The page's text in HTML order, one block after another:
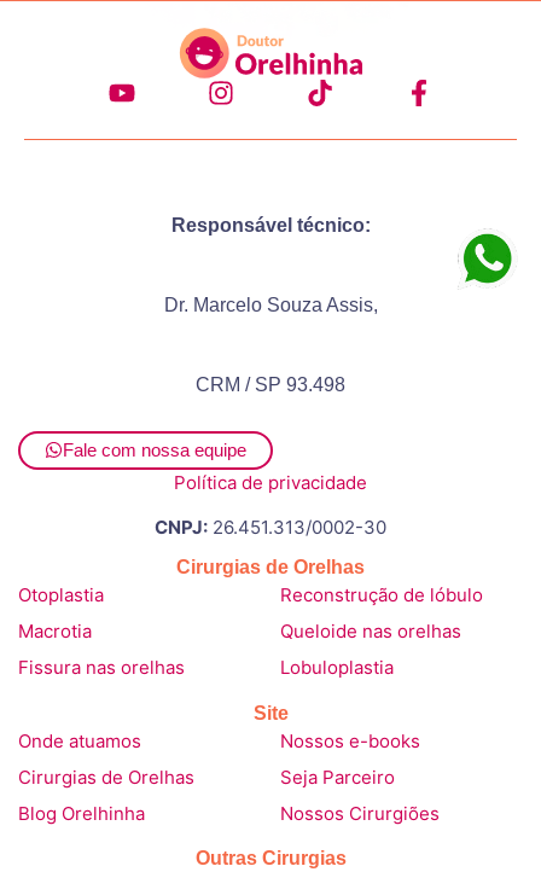
Responsável técnico:
Dr. Marcelo Souza Assis,
CRM / SP 93.498
Fale com nossa equipe
Política de privacidade
CNPJ: 26.451.313/0002-30
Cirurgias de Orelhas
Otoplastia
Macrotia
Fissura nas orelhas
Reconstrução de lóbulo
Queloide nas orelhas
Lobuloplastia
Site
Onde atuamos
Cirurgias de Orelhas
Blog Orelhinha
Nossos e-books
Seja Parceiro
Nossos Cirurgiões
Outras Cirurgias